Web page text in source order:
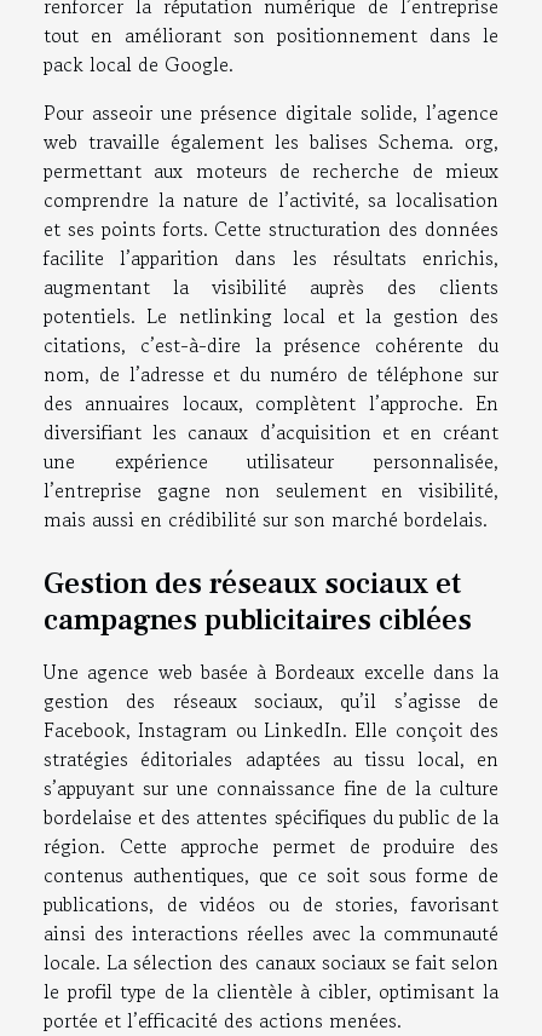
renforcer la réputation numérique de l’entreprise
tout en améliorant son positionnement dans le
pack local de Google.
Pour asseoir une présence digitale solide, l’agence
web travaille également les balises Schema. org,
permettant aux moteurs de recherche de mieux
comprendre la nature de l’activité, sa localisation
et ses points forts. Cette structuration des données
facilite l’apparition dans les résultats enrichis,
augmentant la visibilité auprès des clients
potentiels. Le netlinking local et la gestion des
citations, c’est-à-dire la présence cohérente du
nom, de l’adresse et du numéro de téléphone sur
des annuaires locaux, complètent l’approche. En
diversifiant les canaux d’acquisition et en créant
une expérience utilisateur personnalisée,
l’entreprise gagne non seulement en visibilité,
mais aussi en crédibilité sur son marché bordelais.
Gestion des réseaux sociaux et
campagnes publicitaires ciblées
Une agence web basée à Bordeaux excelle dans la
gestion des réseaux sociaux, qu’il s’agisse de
Facebook, Instagram ou LinkedIn. Elle conçoit des
stratégies éditoriales adaptées au tissu local, en
s’appuyant sur une connaissance fine de la culture
bordelaise et des attentes spécifiques du public de la
région. Cette approche permet de produire des
contenus authentiques, que ce soit sous forme de
publications, de vidéos ou de stories, favorisant
ainsi des interactions réelles avec la communauté
locale. La sélection des canaux sociaux se fait selon
le profil type de la clientèle à cibler, optimisant la
portée et l’efficacité des actions menées.